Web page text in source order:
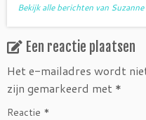
Bekijk alle berichten van Suzanne
Een reactie plaatsen
Het e-mailadres wordt
zijn gemarkeerd met *
Reactie *